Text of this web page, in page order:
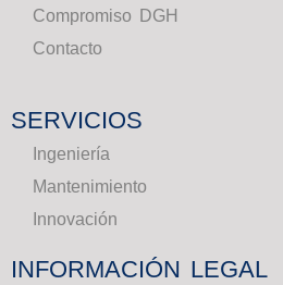
Compromiso DGH
Contacto
SERVICIOS
Ingeniería
Mantenimiento
Innovación
INFORMACIÓN LEGAL